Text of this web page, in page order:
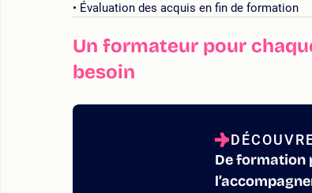
Évaluation des acquis en fin de formation
Un formateur pour
besoin
De formation